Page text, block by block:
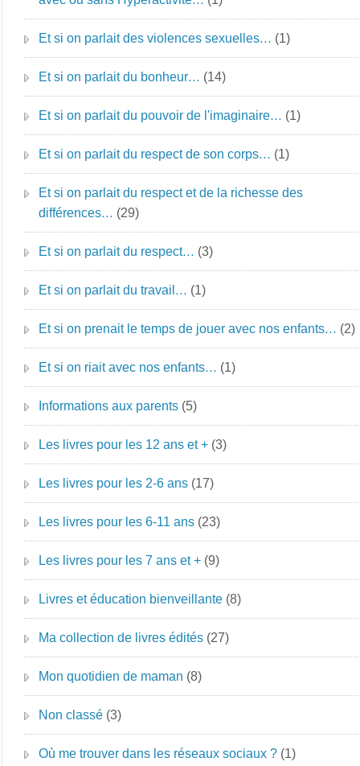
Et si on parlait des violences sexuelles… (1)
Et si on parlait du bonheur… (14)
Et si on parlait du pouvoir de l'imaginaire… (1)
Et si on parlait du respect de son corps… (1)
Et si on parlait du respect et de la richesse des
différences… (29)
Et si on parlait du respect… (3)
Et si on parlait du travail… (1)
Et si on prenait le temps de jouer avec nos enfants… (2)
Et si on riait avec nos enfants… (1)
Informations aux parents (5)
Les livres pour les 12 ans et + (3)
Les livres pour les 2-6 ans (17)
Les livres pour les 6-11 ans (23)
Les livres pour les 7 ans et + (9)
Livres et éducation bienveillante (8)
Ma collection de livres édités (27)
Mon quotidien de maman (8)
Non classé (3)
Où me trouver dans les réseaux sociaux ? (1)